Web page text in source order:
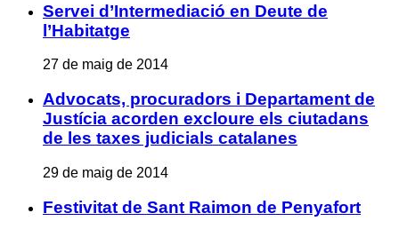
Servei d’Intermediació en Deute de
l’Habitatge
27 de maig de 2014
Advocats, procuradors i Departament de
Justícia acorden excloure els ciutadans
de les taxes judicials catalanes
29 de maig de 2014
Festivitat de Sant Raimon de Penyafort